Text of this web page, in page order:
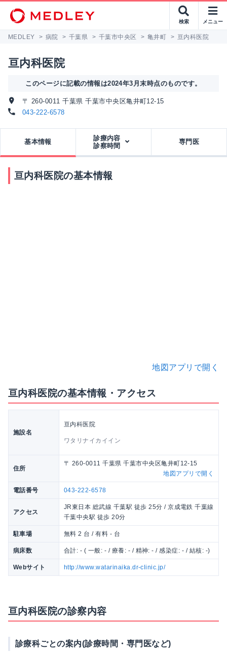
検索 メニュー
MEDLEY > 病院 > 千葉県 > 千葉市中央区 > 亀井町 > 亘内科医院
亘内科医院
このページに記載の情報は2024年3月末時点のものです。
〒 260-0011 千葉県 千葉市中央区亀井町12-15
043-222-6578
基本情報
診療内容
診察時間
専門医
亘内科医院の基本情報
地図アプリで開く
亘内科医院の基本情報・アクセス
施設名
亘内科医院
ワタリナイカイイン
住所
〒 260-0011 千葉県 千葉市中央区亀井町12-15
地図アプリで開く
電話番号 043-222-6578
アクセス
JR東日本 総武線 千葉駅 徒歩 25分 / 京成電鉄 千葉線
千葉中央駅 徒歩 20分
駐車場 無料 2 台 / 有料 - 台
病床数 合計: - ( 一般: - / 療養: - / 精神: - / 感染症: - / 結核: -)
Webサイト http://www.watarinaika.dr-clinic.jp/
亘内科医院の診察内容
診療科ごとの案内(診療時間・専門医など)